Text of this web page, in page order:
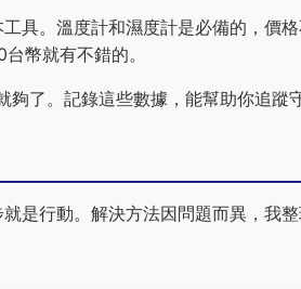
具。溫度計和濕度計是必備的，價
幣就有不錯的。
了。記錄這些數據，能幫助你追蹤
是行動。解決方法因問題而異，我